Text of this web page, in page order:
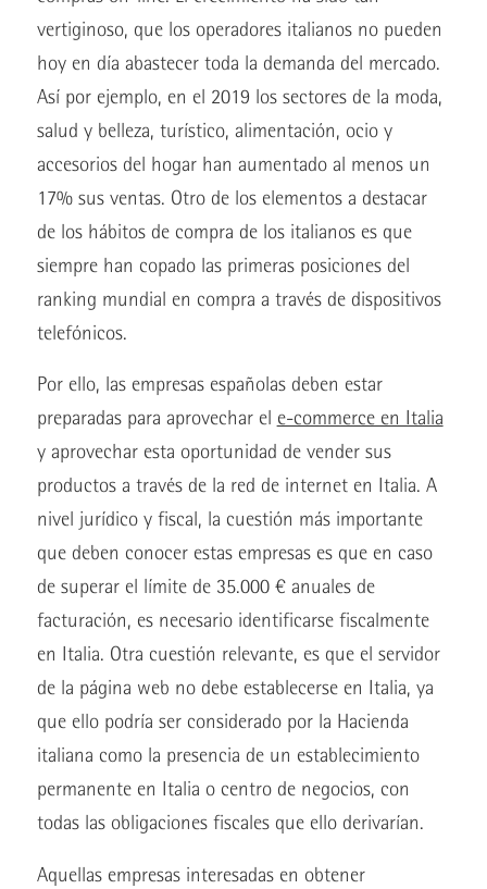
vertiginoso, que los operadores italianos no pueden
hoy en día abastecer toda la demanda del mercado.
Así por ejemplo, en el 2019 los sectores de la moda,
salud y belleza, turístico, alimentación, ocio y
accesorios del hogar han aumentado al menos un
17% sus ventas. Otro de los elementos a destacar
de los hábitos de compra de los italianos es que
siempre han copado las primeras posiciones del
ranking mundial en compra a través de dispositivos
telefónicos.
Por ello, las empresas españolas deben estar
preparadas para aprovechar el e-commerce en Italia
y aprovechar esta oportunidad de vender sus
productos a través de la red de internet en Italia. A
nivel jurídico y fiscal, la cuestión más importante
que deben conocer estas empresas es que en caso
de superar el límite de 35.000 € anuales de
facturación, es necesario identificarse fiscalmente
en Italia. Otra cuestión relevante, es que el servidor
de la página web no debe establecerse en Italia, ya
que ello podría ser considerado por la Hacienda
italiana como la presencia de un establecimiento
permanente en Italia o centro de negocios, con
todas las obligaciones fiscales que ello derivarían.
Aquellas empresas interesadas en obtener